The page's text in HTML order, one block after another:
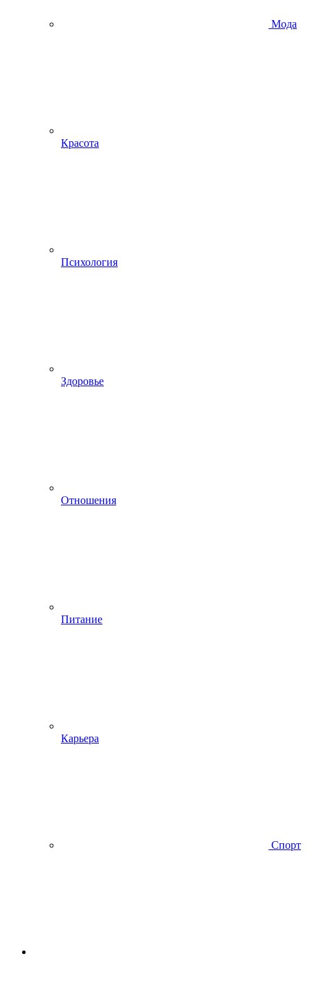
Мода
Красота
Психология
Здоровье
Отношения
Питание
Карьера
Спорт